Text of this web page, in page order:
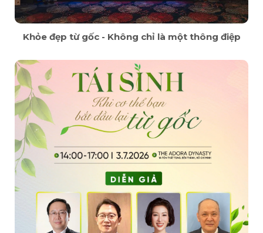
Khỏe đẹp từ gốc - Không chỉ là một thông điệp